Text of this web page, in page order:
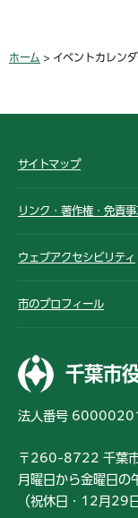
ホーム > イベントカレン
サイトマップ
リンク・著作権・免責事
ウェブアクセシビリティ
市のプロフィール
千葉市
法人番号
〒260-8722 千葉
月曜日から金曜日
（祝休日・12月29